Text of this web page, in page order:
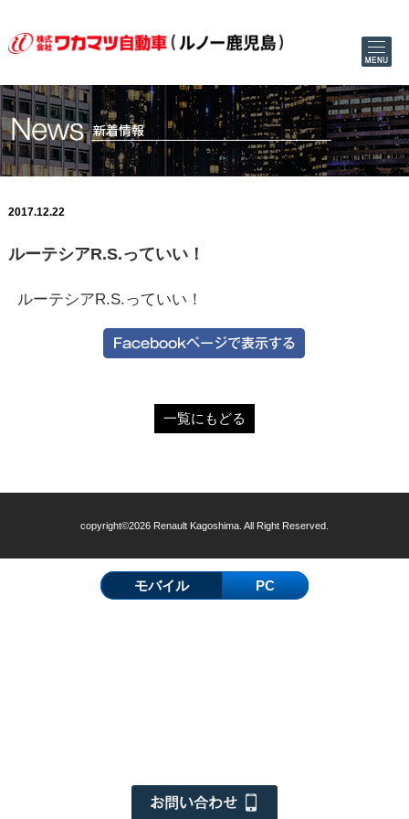
2017.12.22
ルーテシアR.S.っていい！
ルーテシアR.S.っていい！
一覧にもどる
copyright©2026 Renault Kagoshima. All Right Reserved.
モバイル PC